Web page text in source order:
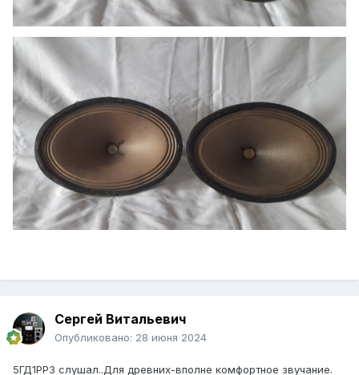
Сергей Витальевич
Опубликовано: 28 июня 2024
5ГД1РРЗ слушал..Для древних-вполне комфортное звучание.